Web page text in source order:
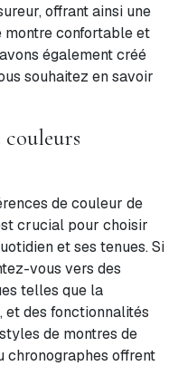
offrant ainsi une
confortable et
également créé
souhaitez en savoir
de couleur de
crucial pour choisir
et ses tenues. Si
vous vers des
telles que la
et des fonctionnalités
de montres de
chronographes offrent